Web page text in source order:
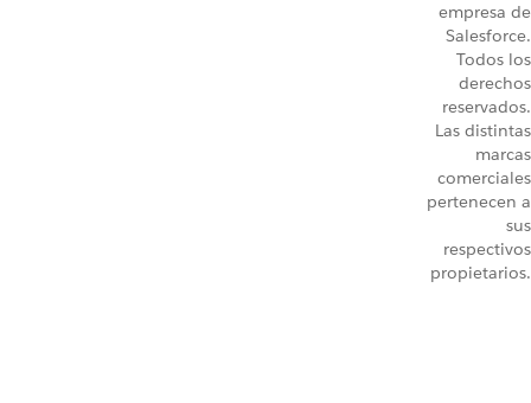
empresa de
Salesforce.
Todos los
derechos
reservados.
Las distintas
marcas
comerciales
pertenecen a
sus
respectivos
propietarios.